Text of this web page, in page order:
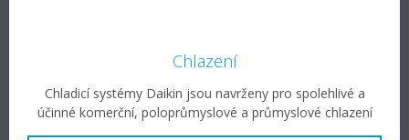
Chlazení
Chladicí systémy Daikin jsou navrženy pro spolehlivé a
účinné komerční, poloprůmyslové a průmyslové chlazení